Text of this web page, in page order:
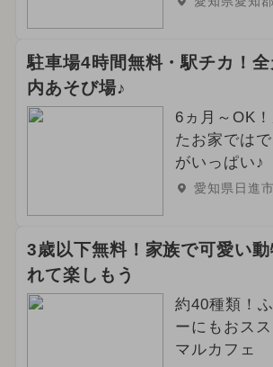
駐車場4時間無料・駅チカ！
内あそび場♪
6ヵ月～OK
たお家では
がいっぱい♪
愛知県日進市
3歳以下無料！家族で可愛い
れて楽しもう
約40種類！
ーにもおス
マルカフェ